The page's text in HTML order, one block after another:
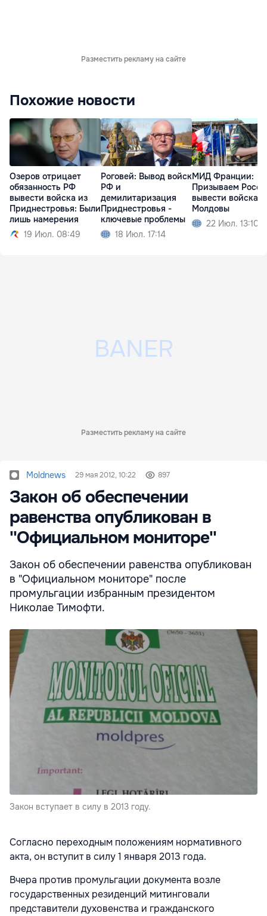
Разместить рекламу на сайте
Похожие новости
Озеров отрицает
обязанность РФ
вывести войска из
Приднестровья: Были
лишь намерения
19 Июл. 08:49
Роговей: Вывод войск
РФ и
демилитаризация
Приднестровья -
ключевые проблемы
18 Июл. 17:14
МИД Франции:
Призываем
вывести войска
Молдовы
22 Июл. 13:10
Разместить рекламу на сайте
Moldnews 29 мая 2012, 10:22 897
Закон об обеспечении
равенства опубликован в
''Официальном мониторе''
Закон об обеспечении равенства опубликован
в "Официальном мониторе" после
промульгации избранным президентом
Николае Тимофти.
Закон вступает в силу в 2013 году.
Согласно переходным положениям нормативного
акта, он вступит в силу 1 января 2013 года.
Вчера против промульгации документа возле
государственных резиденций митинговали
представители духовенства и гражданского